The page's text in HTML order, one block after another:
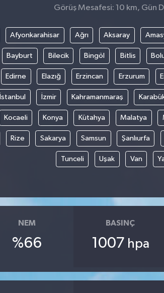
Görüş Mesafesi: 10 km, Gün
Afyonkarahisar Ağrı Aksaray
Bayburt Bilecik Bingöl Bitlis
Edirne Elazığ Erzincan Erzurum
İstanbul İzmir Kahramanmaraş
Kocaeli Konya Kütahya Malatya
Rize Sakarya Samsun Şanlıurfa
Tunceli Uşak Van
NEM
%66
BASINÇ
1007 hpa